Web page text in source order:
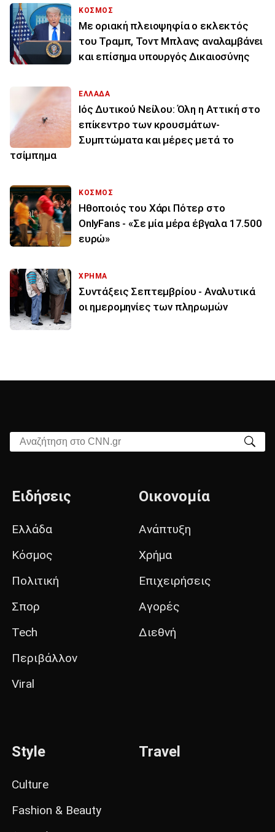
ΚΟΣΜΟΣ
Με οριακή πλειοψηφία ο εκλεκτός
του Τραμπ, Τοντ Μπλανς αναλαμβάνει
και επίσημα υπουργός Δικαιοσύνης
ΕΛΛΑΔΑ
Ιός Δυτικού Νείλου: Όλη η Αττική στο
επίκεντρο των κρουσμάτων-
Συμπτώματα και μέρες μετά το
τσίμπημα
ΚΟΣΜΟΣ
Ηθοποιός του Χάρι Πότερ στο
OnlyFans - «Σε μία μέρα έβγαλα 17.500
ευρώ»
ΧΡΗΜΑ
Συντάξεις Σεπτεμβρίου - Αναλυτικά
οι ημερομηνίες των πληρωμών
Αναζήτηση στο CNN.gr
Ειδήσεις
Ελλάδα
Κόσμος
Πολιτική
Σπορ
Tech
Περιβάλλον
Viral
Οικονομία
Ανάπτυξη
Χρήμα
Επιχειρήσεις
Αγορές
Διεθνή
Style
Culture
Fashion & Beauty
Travel